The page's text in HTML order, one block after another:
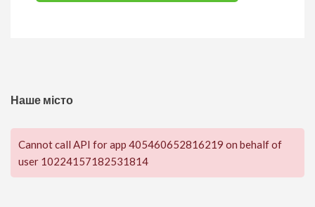
Наше місто
Cannot call API for app 405460652816219 on behalf of
user 10224157182531814